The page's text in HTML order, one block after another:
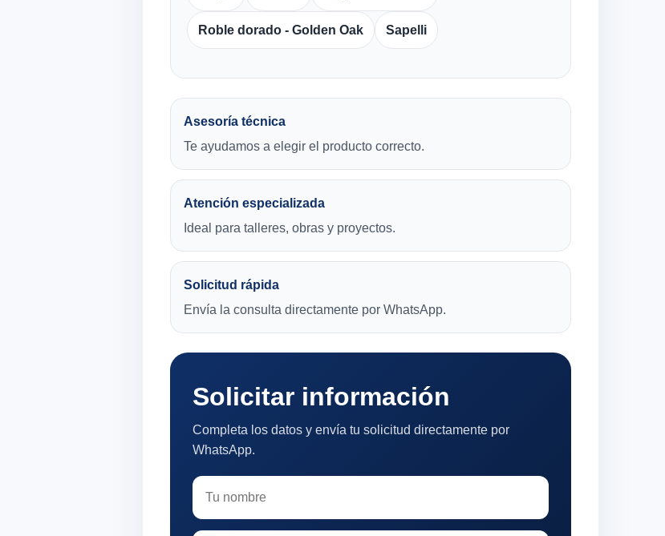
Roble dorado - Golden Oak Sapelli
Asesoría técnica
Te ayudamos a elegir el producto correcto.
Atención especializada
Ideal para talleres, obras y proyectos.
Solicitud rápida
Envía la consulta directamente por WhatsApp.
Solicitar información
Completa los datos y envía tu solicitud directamente por
WhatsApp.